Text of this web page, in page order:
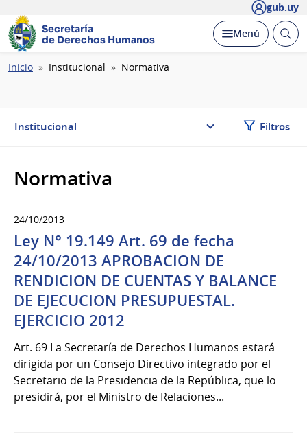
gub.uy
Secretaría
de Derechos Humanos
Desplegar
Menú Abrir
Ruta
Inicio Institucional Normativa
Institucional Filtros
Normativa
24/10/2013
Ley N° 19.149 Art. 69 de fecha
24/10/2013 APROBACION DE
RENDICION DE CUENTAS Y BALANCE
DE EJECUCION PRESUPUESTAL.
EJERCICIO 2012
Art. 69 La Secretaría de Derechos Humanos estará
dirigida por un Consejo Directivo integrado por el
Secretario de la Presidencia de la República, que lo
presidirá, por el Ministro de Relaciones...